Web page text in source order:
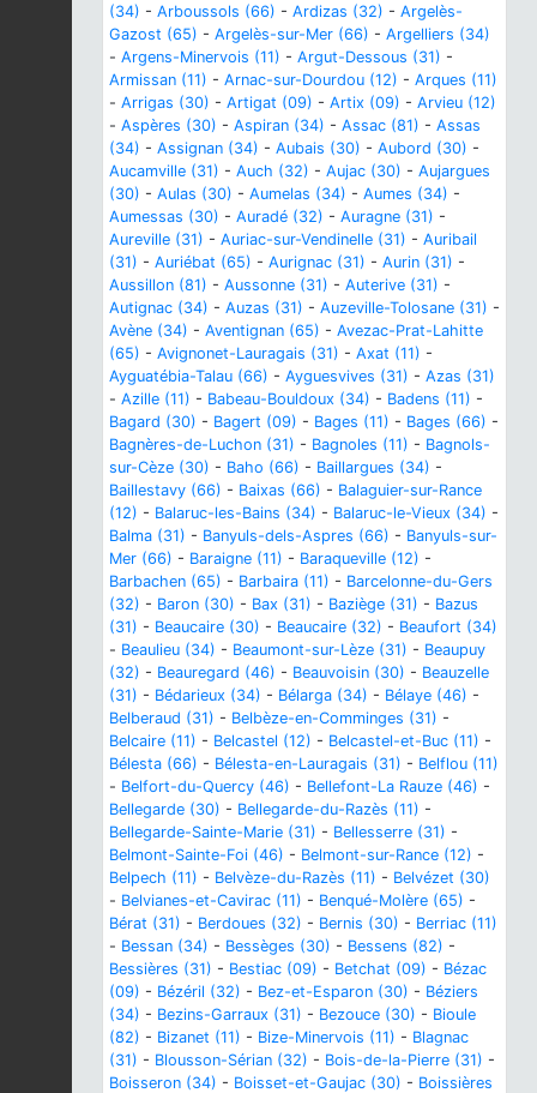
(34) - Arboussols (66) - Ardizas (32) - Argelès-
Gazost (65) - Argelès-sur-Mer (66) - Argelliers (34)
- Argens-Minervois (11) - Argut-Dessous (31) -
Armissan (11) - Arnac-sur-Dourdou (12) - Arques (11)
- Arrigas (30) - Artigat (09) - Artix (09) - Arvieu (12)
- Aspères (30) - Aspiran (34) - Assac (81) - Assas
(34) - Assignan (34) - Aubais (30) - Aubord (30) -
Aucamville (31) - Auch (32) - Aujac (30) - Aujargues
(30) - Aulas (30) - Aumelas (34) - Aumes (34) -
Aumessas (30) - Auradé (32) - Auragne (31) -
Aureville (31) - Auriac-sur-Vendinelle (31) - Auribail
(31) - Auriébat (65) - Aurignac (31) - Aurin (31) -
Aussillon (81) - Aussonne (31) - Auterive (31) -
Autignac (34) - Auzas (31) - Auzeville-Tolosane (31) -
Avène (34) - Aventignan (65) - Avezac-Prat-Lahitte
(65) - Avignonet-Lauragais (31) - Axat (11) -
Ayguatébia-Talau (66) - Ayguesvives (31) - Azas (31)
- Azille (11) - Babeau-Bouldoux (34) - Badens (11) -
Bagard (30) - Bagert (09) - Bages (11) - Bages (66) -
Bagnères-de-Luchon (31) - Bagnoles (11) - Bagnols-
sur-Cèze (30) - Baho (66) - Baillargues (34) -
Baillestavy (66) - Baixas (66) - Balaguier-sur-Rance
(12) - Balaruc-les-Bains (34) - Balaruc-le-Vieux (34) -
Balma (31) - Banyuls-dels-Aspres (66) - Banyuls-sur-
Mer (66) - Baraigne (11) - Baraqueville (12) -
Barbachen (65) - Barbaira (11) - Barcelonne-du-Gers
(32) - Baron (30) - Bax (31) - Baziège (31) - Bazus
(31) - Beaucaire (30) - Beaucaire (32) - Beaufort (34)
- Beaulieu (34) - Beaumont-sur-Lèze (31) - Beaupuy
(32) - Beauregard (46) - Beauvoisin (30) - Beauzelle
(31) - Bédarieux (34) - Bélarga (34) - Bélaye (46) -
Belberaud (31) - Belbèze-en-Comminges (31) -
Belcaire (11) - Belcastel (12) - Belcastel-et-Buc (11) -
Bélesta (66) - Bélesta-en-Lauragais (31) - Belflou (11)
- Belfort-du-Quercy (46) - Bellefont-La Rauze (46) -
Bellegarde (30) - Bellegarde-du-Razès (11) -
Bellegarde-Sainte-Marie (31) - Bellesserre (31) -
Belmont-Sainte-Foi (46) - Belmont-sur-Rance (12) -
Belpech (11) - Belvèze-du-Razès (11) - Belvézet (30)
- Belvianes-et-Cavirac (11) - Benqué-Molère (65) -
Bérat (31) - Berdoues (32) - Bernis (30) - Berriac (11)
- Bessan (34) - Bessèges (30) - Bessens (82) -
Bessières (31) - Bestiac (09) - Betchat (09) - Bézac
(09) - Bézéril (32) - Bez-et-Esparon (30) - Béziers
(34) - Bezins-Garraux (31) - Bezouce (30) - Bioule
(82) - Bizanet (11) - Bize-Minervois (11) - Blagnac
(31) - Blousson-Sérian (32) - Bois-de-la-Pierre (31) -
Boisseron (34) - Boisset-et-Gaujac (30) - Boissières